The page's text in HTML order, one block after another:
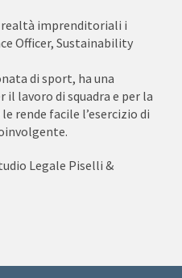
imprenditoriali i
Officer, Sustainability
di sport, ha una
lavoro di squadra e per la
rende facile l’esercizio di
Legale Piselli &